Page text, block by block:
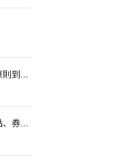
價值投資是什麼？從巴菲特投資原則到選股方法（2026版）
隔日沖是什麼意思？選股、買賣點、券商大戶應對教學2026